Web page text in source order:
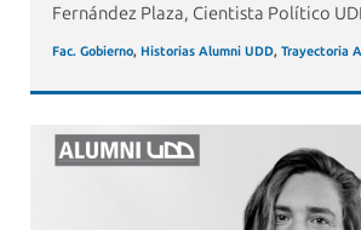
Fernández Plaza, Cientista Político
Fac. Gobierno, Historias Alumni UDD, Trayectoria